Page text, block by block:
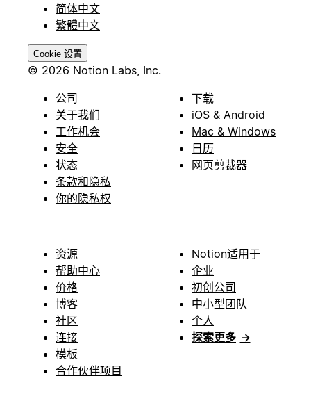
简体中文
繁體中文
Cookie 设置
© 2026 Notion Labs, Inc.
公司
关于我们
工作机会
安全
状态
条款和隐私
你的隐私权
下载
iOS & Android
Mac & Windows
日历
网页剪裁器
资源
帮助中心
价格
博客
社区
连接
模板
合作伙伴项目
Notion适用于
企业
初创公司
中小型团队
个人
探索更多 →